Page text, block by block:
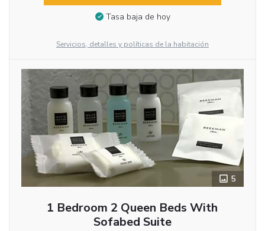
Tasa baja de hoy
Servicios, detalles y políticas de la habitación
5
1 Bedroom 2 Queen Beds With
Sofabed Suite